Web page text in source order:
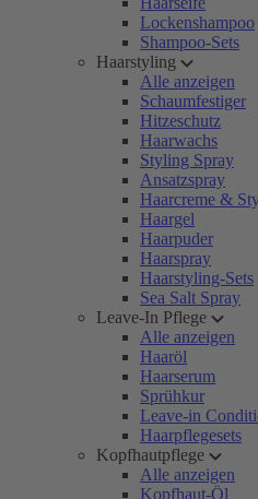
Lockenshampoo
Shampoo-Sets
Haarstyling
Alle anzeigen
Schaumfestiger
Hitzeschutz
Haarwachs
Styling Spray
Ansatzspray
Haarcreme &
Haargel
Haarpuder
Haarspray
Haarstyling-Sets
Sea Salt Spray
Leave-In Pflege
Alle anzeigen
Haaröl
Haarserum
Sprühkur
Leave-in
Haarpflegesets
Kopfhautpflege
Alle anzeigen
Kopfhaut-Öl